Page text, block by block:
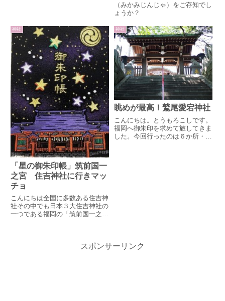
（みかみじんじゃ）をご存知でし
ょうか？
神社
「星の御朱印帳」筑前国一
之宮 住吉神社に行きマッ
チョ
こんにちは全国に多数ある住吉神
社その中でも日本３大住吉神社の
一つである福岡の「筑前国一之
神社
眺めが最高！鷲尾愛宕神社
こんにちは。とうもろこしです。
福岡へ御朱印を求めて旅してきま
した。今回行ったのは６か所・鷲
スポンサーリンク